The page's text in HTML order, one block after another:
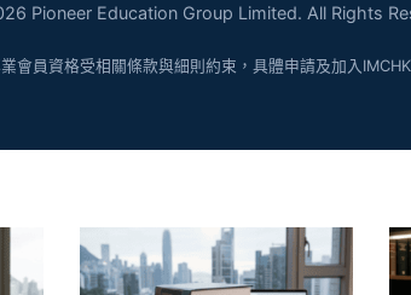
Pioneer Education Group Limited. All Rights
會員資格受相關條款與細則約束，具體申請及加入